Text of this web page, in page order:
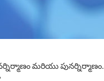
మరియు పునర్నిర్మాణం.